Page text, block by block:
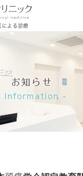
による診療
お知らせ
Information